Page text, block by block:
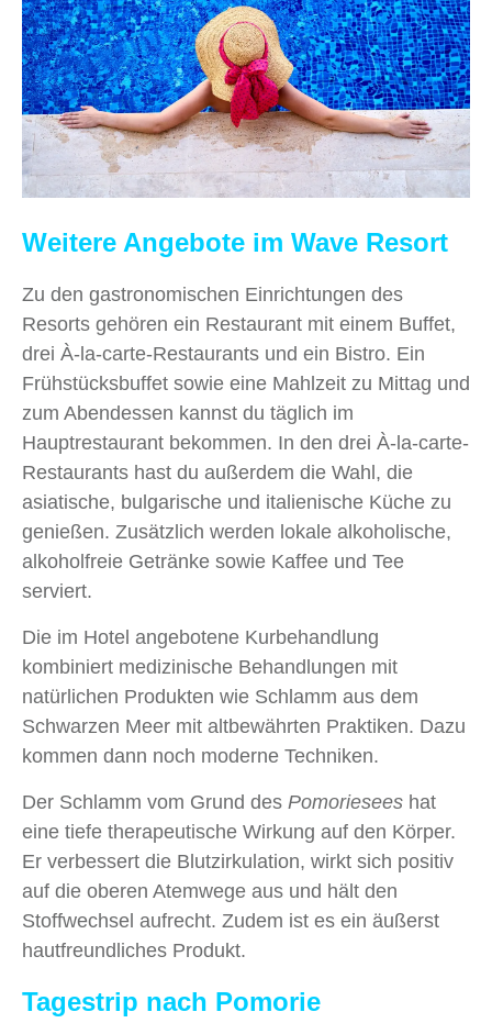
Weitere Angebote im Wave Resort
Zu den gastronomischen Einrichtungen des
Resorts gehören ein Restaurant mit einem Buffet,
drei À-la-carte-Restaurants und ein Bistro. Ein
Frühstücksbuffet sowie eine Mahlzeit zu Mittag und
zum Abendessen kannst du täglich im
Hauptrestaurant bekommen. In den drei À-la-carte-
Restaurants hast du außerdem die Wahl, die
asiatische, bulgarische und italienische Küche zu
genießen. Zusätzlich werden lokale alkoholische,
alkoholfreie Getränke sowie Kaffee und Tee
serviert.
Die im Hotel angebotene Kurbehandlung
kombiniert medizinische Behandlungen mit
natürlichen Produkten wie Schlamm aus dem
Schwarzen Meer mit altbewährten Praktiken. Dazu
kommen dann noch moderne Techniken.
Der Schlamm vom Grund des Pomoriesees hat
eine tiefe therapeutische Wirkung auf den Körper.
Er verbessert die Blutzirkulation, wirkt sich positiv
auf die oberen Atemwege aus und hält den
Stoffwechsel aufrecht. Zudem ist es ein äußerst
hautfreundliches Produkt.
Tagestrip nach Pomorie